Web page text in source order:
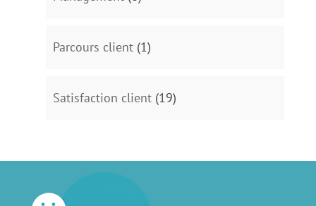
Parcours client(1)
Satisfaction client(19)